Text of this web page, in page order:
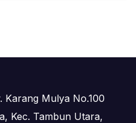
Karang Mulya No.100
Kec. Tambun Utara,